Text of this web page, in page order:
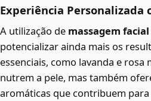
Experiência Personalizada
A utilização de massagem
potencializar ainda mais os
essenciais, como lavanda e rosa
nutrem a pele, mas também
aromáticas que contribuem